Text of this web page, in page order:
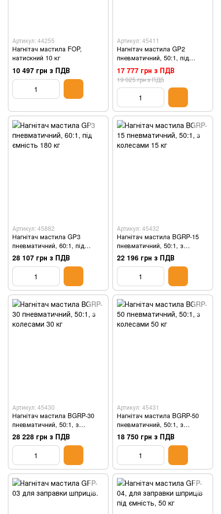
Артикул: 44255
Нагнітач мастила FOP,
натискний 10 кг
10 497 грн з ПДВ
Артикул: 45411
Нагнітач мастила GP2
пневматичний, 50:1, під
ємність 50-60 кг.
17 777 грн з ПДВ
19 025 грн з ПДВ
Артикул: 45882
Нагнітач мастила GP3
пневматичний, 60:1, під
ємність 180 кг
28 107 грн з ПДВ
Артикул: 45432
Нагнітач мастила BGRP-15
пневматичний, 50:1, з
колесами 15 кг
22 196 грн з ПДВ
Артикул: 45430
Нагнітач мастила BGRP-30
пневматичний, 50:1, з
колесами 30 кг
28 228 грн з ПДВ
Артикул: 45431
Нагнітач мастила BGRP-50
пневматичний, 50:1, з
колесами 50 кг
18 750 грн з ПДВ